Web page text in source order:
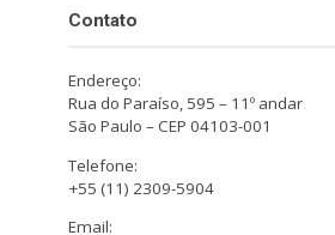
Contato
Endereço:
Rua do Paraíso, 595 – 11º andar
São Paulo – CEP 04103-001
Telefone:
+55 (11) 2309-5904
Email: